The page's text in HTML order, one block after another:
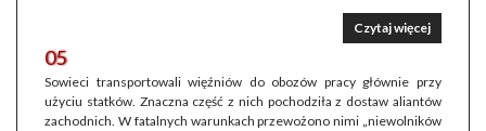
Czytaj więcej
05
Sowieci transportowali więźniów do obozów pracy głównie przy
użyciu statków. Znaczna część z nich pochodziła z dostaw aliantów
zachodnich. W fatalnych warunkach przewożono nimi „niewolników